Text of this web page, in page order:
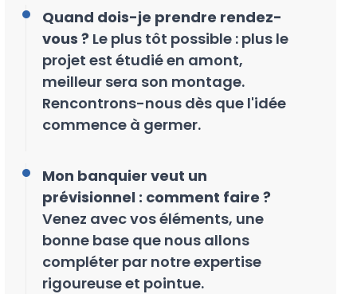
Quand dois-je prendre rendez-
vous ? Le plus tôt possible : plus le
projet est étudié en amont,
meilleur sera son montage.
Rencontrons-nous dès que l'idée
commence à germer.
Mon banquier veut un
prévisionnel : comment faire ?
Venez avec vos éléments, une
bonne base que nous allons
compléter par notre expertise
rigoureuse et pointue.